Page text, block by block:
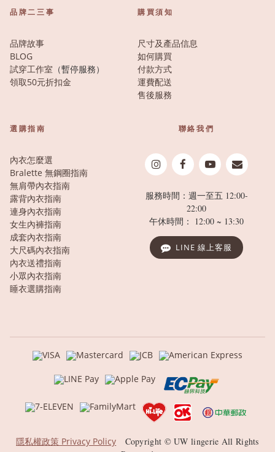
品牌二三事
品牌故事
BLOG
試穿工作室 （暫停服務）
領取50元折扣金
購買須知
尺寸及產品信息
如何購買
付款方式
運費配送
售後服務
選購指南
內衣怎麼選
Bralette 無鋼圈指南
無肩帶內衣指南
露背內衣指南
連身內衣指南
女生內褲指南
成套內衣指南
大尺碼內衣指南
內衣送禮指南
小眾內衣指南
睡衣選購指南
聯絡我們
服務時間：週一至五 12:00-
22:00
午休時間： 12:00 ~ 13:30
LINE 線上客服
隱私權政策 Privacy Policy Copyright © UW lingerie All Rights